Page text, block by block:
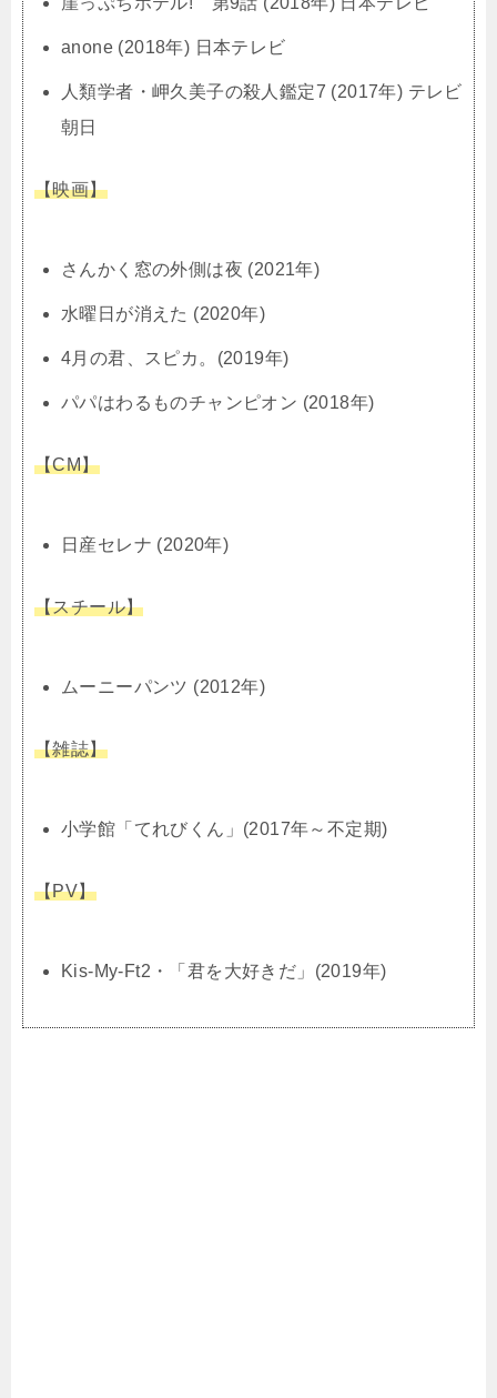
anone (2018年) 日本テレビ
人類学者・岬久美子の殺人鑑定7 (2017年) テレビ
朝日
【映画】
さんかく窓の外側は夜 (2021年)
水曜日が消えた (2020年)
4月の君、スピカ。(2019年)
パパはわるものチャンピオン (2018年)
【CM】
日産セレナ (2020年)
【スチール】
ムーニーパンツ (2012年)
【雑誌】
小学館「てれびくん」(2017年～不定期)
【PV】
Kis-My-Ft2・「君を大好きだ」(2019年)